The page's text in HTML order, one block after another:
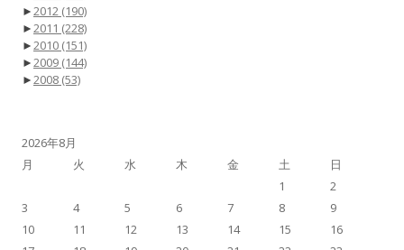
►2012 (190)
►2011 (228)
►2010 (151)
►2009 (144)
►2008 (53)
2026年8月
月
火 水 木 金 土
日
1
2
3
4 5 6 7 8
9
10
11 12 13 14 15
16